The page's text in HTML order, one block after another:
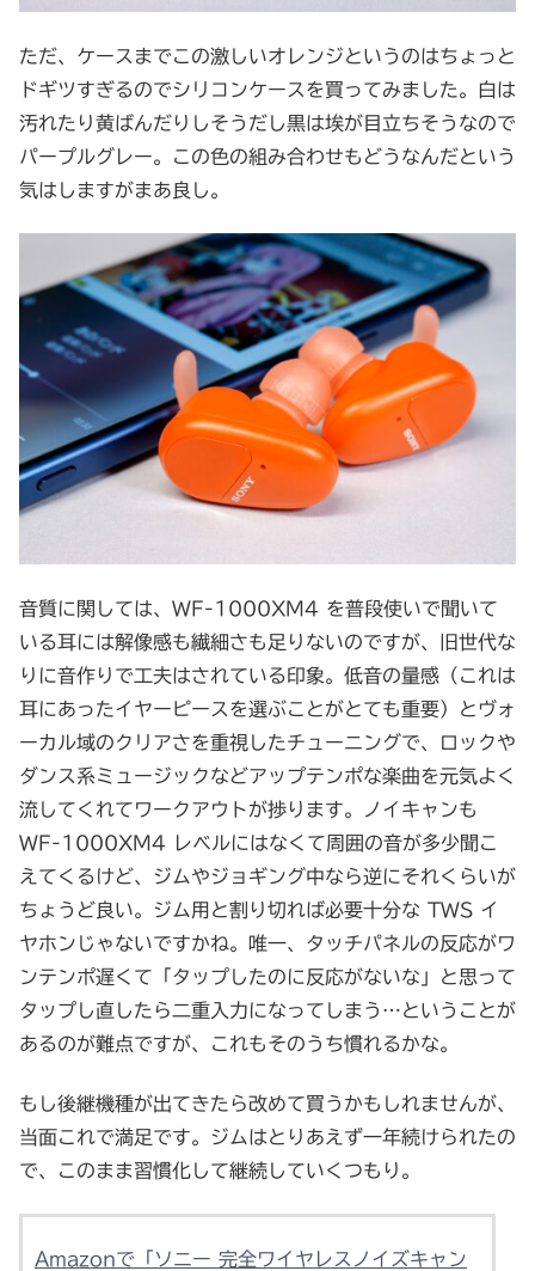
ただ、ケースまでこの激しいオレンジというのはちょっと
ドギツすぎるのでシリコンケースを買ってみました。白は
汚れたり黄ばんだりしそうだし黒は埃が目立ちそうなので
パープルグレー。この色の組み合わせもどうなんだという
気はしますがまあ良し。
音質に関しては、WF-1000XM4 を普段使いで聞いて
いる耳には解像感も繊細さも足りないのですが、旧世代な
りに音作りで工夫はされている印象。低音の量感（これは
耳にあったイヤーピースを選ぶことがとても重要）とヴォ
ーカル域のクリアさを重視したチューニングで、ロックや
ダンス系ミュージックなどアップテンポな楽曲を元気よく
流してくれてワークアウトが捗ります。ノイキャンも
WF-1000XM4 レベルにはなくて周囲の音が多少聞こ
えてくるけど、ジムやジョギング中なら逆にそれくらいが
ちょうど良い。ジム用と割り切れば必要十分な TWS イ
ヤホンじゃないですかね。唯一、タッチパネルの反応がワ
ンテンポ遅くて「タップしたのに反応がないな」と思って
タップし直したら二重入力になってしまう…ということが
あるのが難点ですが、これもそのうち慣れるかな。
もし後継機種が出てきたら改めて買うかもしれませんが、
当面これで満足です。ジムはとりあえず一年続けられたの
で、このまま習慣化して継続していくつもり。
Amazonで「ソニー 完全ワイヤレスノイズキャン